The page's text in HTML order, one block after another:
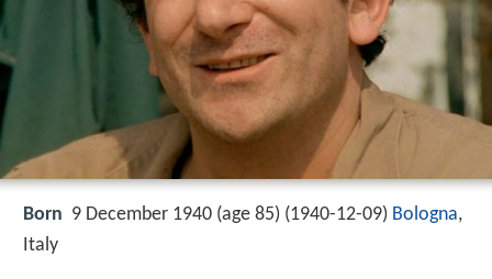
Born 9 December 1940 (age 85) (1940-12-09) Bologna,
Italy